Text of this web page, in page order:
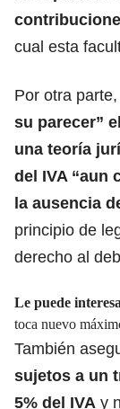
cual esta
Por otra
su parecer”
una teoría
del IVA “aun
la ausencia
principio de
derecho al
Le puede
toca nuevo
También
sujetos a un
5% del IVA y